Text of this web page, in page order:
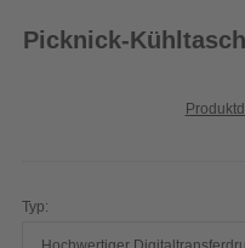
Picknick-
Typ: